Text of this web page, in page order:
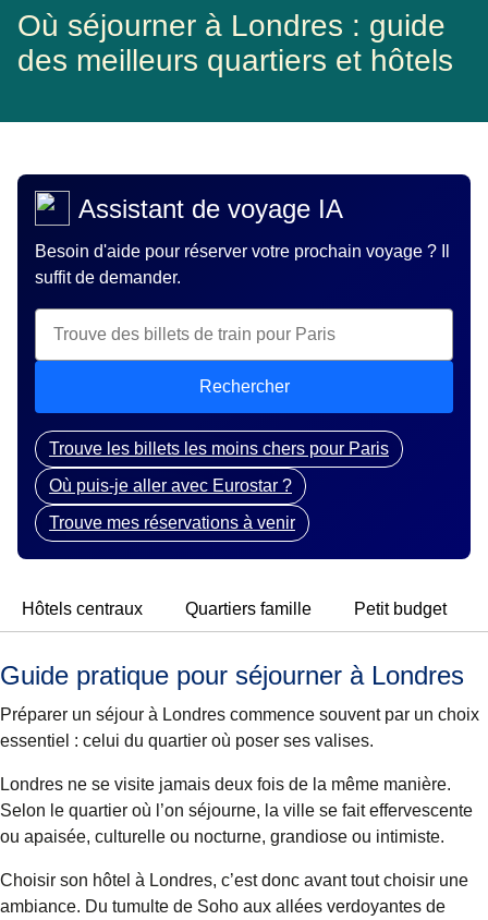
Où séjourner à Londres : guide
des meilleurs quartiers et hôtels
Assistant de voyage IA
Besoin d'aide pour réserver votre prochain voyage ? Il
suffit de demander.
Rechercher
Trouve les billets les moins chers pour Paris
Où puis-je aller avec Eurostar ?
Trouve mes réservations à venir
Hôtels centraux Quartiers famille Petit budget
Guide pratique pour séjourner à Londres
Préparer un séjour à Londres commence souvent par un choix
essentiel : celui du quartier où poser ses valises.
Londres ne se visite jamais deux fois de la même manière.
Selon le quartier où l’on séjourne, la ville se fait effervescente
ou apaisée, culturelle ou nocturne, grandiose ou intimiste.
Choisir son hôtel à Londres, c’est donc avant tout choisir une
ambiance. Du tumulte de Soho aux allées verdoyantes de